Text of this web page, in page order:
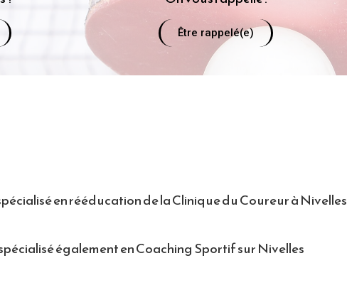
Être rappelé(e)
en rééducation de la Clinique du Coureur à Nivelles
également en Coaching Sportif sur Nivelles